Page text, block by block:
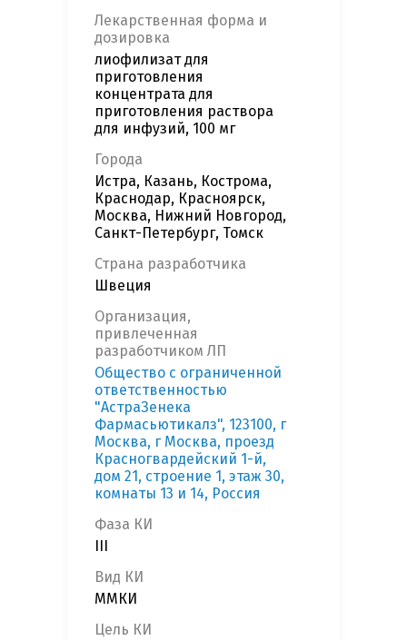
Лекарственная форма и
дозировка
лиофилизат для
приготовления
концентрата для
приготовления раствора
для инфузий, 100 мг
Города
Истра, Казань, Кострома,
Краснодар, Красноярск,
Москва, Нижний Новгород,
Санкт-Петербург, Томск
Страна разработчика
Швеция
Организация,
привлеченная
разработчиком ЛП
Общество с ограниченной
ответственностью
"АстраЗенека
Фармасьютикалз", 123100, г
Москва, г Москва, проезд
Красногвардейский 1-й,
дом 21, строение 1, этаж 30,
комнаты 13 и 14, Россия
Фаза КИ
Вид КИ
ММКИ
Цель КИ